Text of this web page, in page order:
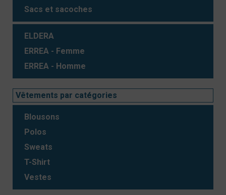
Sacs et sacoches
ELDERA
ERREA - Femme
ERREA - Homme
Vêtements par catégories
Blousons
Polos
Sweats
T-Shirt
Vestes